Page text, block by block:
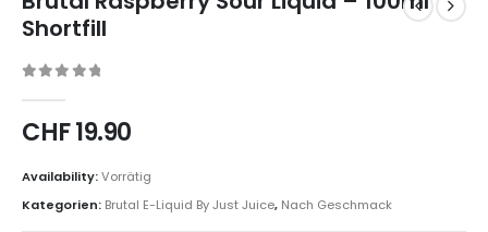
Shortfill
CHF19.90
Availability:Vorrätig
Kategorien: Brutal E-Liquid By Just Juice, Nach Geschmack